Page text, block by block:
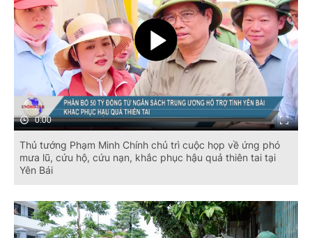
0:00
Thủ tướng Phạm Minh Chính chủ trì cuộc họp về ứng phó
mưa lũ, cứu hộ, cứu nạn, khắc phục hậu quả thiên tai tại
Yên Bái